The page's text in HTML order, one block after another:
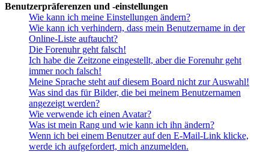
Benutzerpräferenzen und -einstellungen
Wie kann ich meine Einstellungen ändern?
Wie kann ich verhindern, dass mein Benutzername in der
Online-Liste auftaucht?
Die Forenuhr geht falsch!
Ich habe die Zeitzone eingestellt, aber die Forenuhr geht
immer noch falsch!
Meine Sprache steht auf diesem Board nicht zur Auswahl!
Was sind das für Bilder, die bei meinem Benutzernamen
angezeigt werden?
Wie verwende ich einen Avatar?
Was ist mein Rang und wie kann ich ihn ändern?
Wenn ich bei einem Benutzer auf den E-Mail-Link klicke,
werde ich aufgefordert, mich anzumelden.